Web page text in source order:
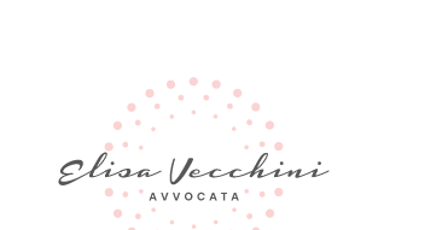
content